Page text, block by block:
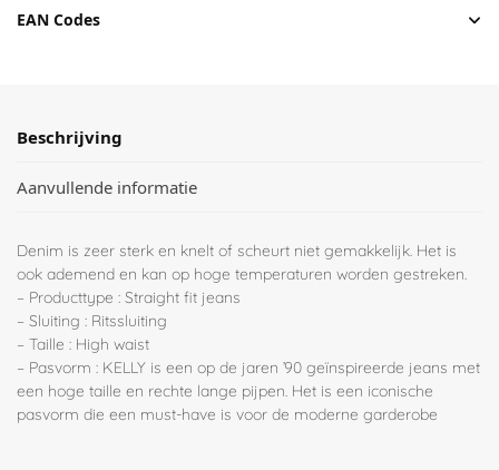
EAN Codes
Beschrijving
Aanvullende informatie
Denim is zeer sterk en knelt of scheurt niet gemakkelijk. Het is
ook ademend en kan op hoge temperaturen worden gestreken.
– Producttype : Straight fit jeans
– Sluiting : Ritssluiting
– Taille : High waist
– Pasvorm : KELLY is een op de jaren ’90 geïnspireerde jeans met
een hoge taille en rechte lange pijpen. Het is een iconische
pasvorm die een must-have is voor de moderne garderobe